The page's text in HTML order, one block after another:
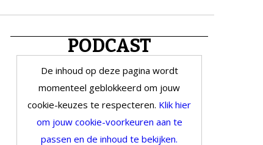
PODCAST
De inhoud op deze pagina wordt
momenteel geblokkeerd om jouw
cookie-keuzes te respecteren. Klik hier
om jouw cookie-voorkeuren aan te
passen en de inhoud te bekijken.